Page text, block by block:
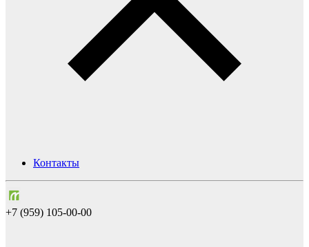
Контакты
+7 (959) 105-00-00